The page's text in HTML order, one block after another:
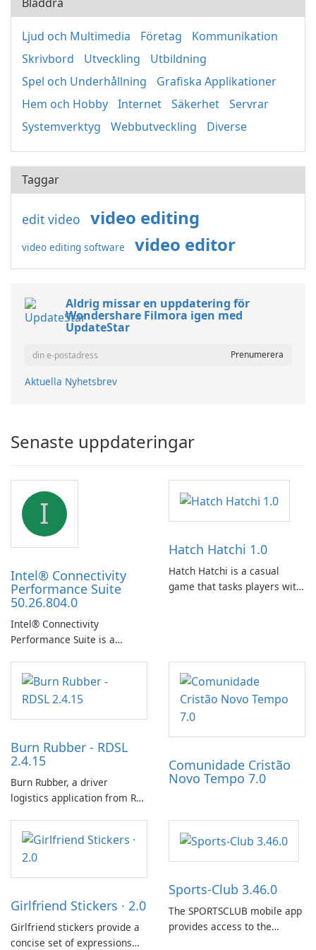
Bläddra
Ljud och Multimedia Företag
Kommunikation
Skrivbord
Utveckling
Utbildning
Spel och Underhållning
Grafiska Applikationer
Hem och Hobby
Internet Säkerhet
Servrar
Systemverktyg
Webbutveckling Diverse
Taggar
edit video video editing
video editing software video editor
Aldrig missar en uppdatering för
Wondershare Filmora igen med
UpdateStar
Aktuella Nyhetsbrev
Senaste uppdateringar
I
Intel® Connectivity
Performance Suite
50.26.804.0
Intel® Connectivity
Performance Suite is a
designed to identify factors
that affect connectivity and
apply adaptive adjustments.
Hatch Hatchi 1.0
Hatch Hatchi is a casual
game that tasks players with
incubating eggs and
expanding gameplay through
continued hatching.
Burn Rubber - RDSL
2.4.15
Burn Rubber, a driver
logistics application from Rail
to streamline communication
between drivers and
dispatchers, focusing on
efficient information sharing
coordination and operations.
Comunidade Cristão
Novo Tempo 7.0
Girlfriend Stickers · 2.0
Girlfriend stickers provide a
concise set of expressions
Sports-Club 3.46.0
The SPORTSCLUB mobile app
provides access to the